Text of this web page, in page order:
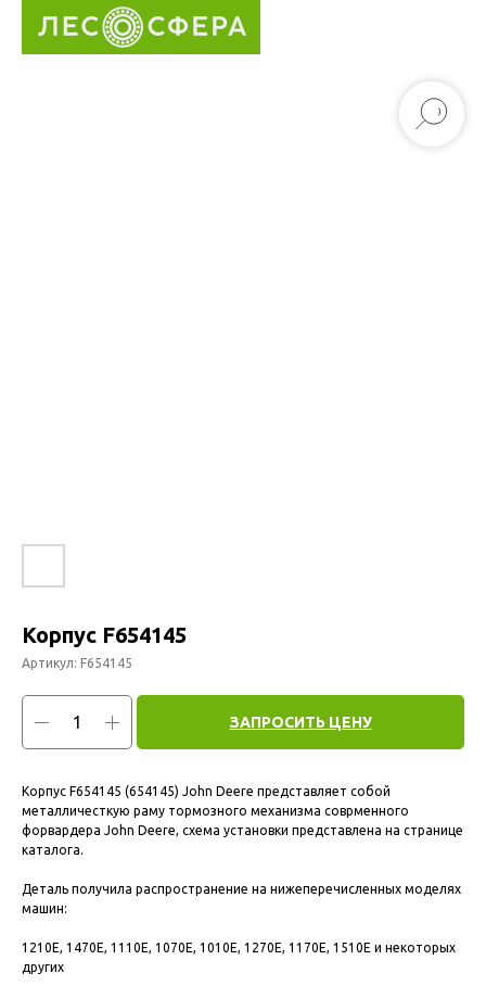
Корпус F654145
Артикул: F654145
ЗАПРОСИТЬ ЦЕНУ
Корпус F654145 (654145) John Deere представляет собой
металличесткую раму тормозного механизма соврменного
форвардера John Deere, схема установки представлена на странице
каталога.
Деталь получила распространение на нижеперечисленных моделях
машин:
1210E, 1470E, 1110E, 1070E, 1010E, 1270E, 1170E, 1510E и некоторых
других